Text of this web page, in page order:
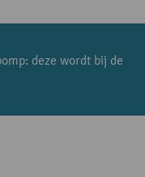
deze wordt bij de